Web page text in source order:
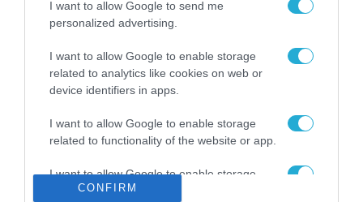
I want to allow Google to send me
personalized advertising.
I want to allow Google to enable storage
related to analytics like cookies on web or
device identifiers in apps.
I want to allow Google to enable storage
related to functionality of the website or app.
I want to allow Google to enable storage
related to personalization.
CONFIRM
Τεχνητή Νοημοσύνη
δεν είναι απλώς μια
νέα τεχνολογία, είναι
επανάσταση»
31.07.2026
Νέος οδηγός του ΕΚΤ
για τη χρηματοδότηση
των ελληνικών
επιχειρήσεων στον
χώρο της άμυνας